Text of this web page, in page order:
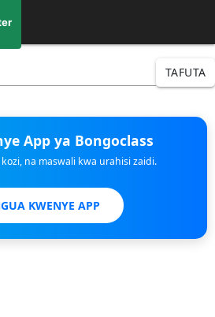
TAFUTA
App ya Bongoclass
kozi, na maswali kwa urahisi zaidi.
KWENYE APP